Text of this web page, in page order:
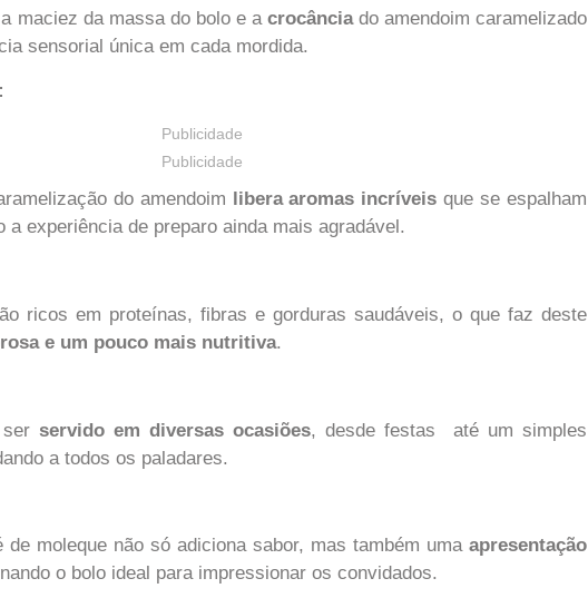
maciez da massa do bolo e acrocânciado amendoim caramelizado
sensorial única em cada mordida.
Publicidade
Publicidade
do amendoim libera aromas incríveis que se espalham
a experiência de preparo ainda mais agradável.
ricos em proteínas, fibras e gorduras saudáveis, o que faz deste
e um pouco mais nutritiva.
servido em diversas ocasiões, desde festas até um simples
a todos os paladares.
moleque não só adiciona sabor, mas também umaapresentação
o bolo ideal para impressionar os convidados.